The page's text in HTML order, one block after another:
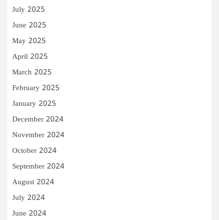
July 2025
June 2025
May 2025
April 2025
March 2025
February 2025
January 2025
December 2024
November 2024
October 2024
September 2024
August 2024
July 2024
June 2024